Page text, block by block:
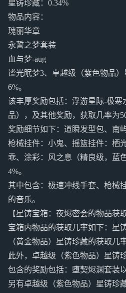
星铸珍藏：0.34%
物品内容：
瑰丽华章
永誓之梦套装
血与梦-aug
谧光眠梦3、卓越级（紫色物品
6%。
该丰厚奖励包括：浮游星际-极寒
品），及其他奖励，获取几率为
奖励细节如下：道瞬发型包、南
枪械挂件：小鬼、摇篮挂件：栖
乖、涂彩：风之息（精良级，蓝
4%。
其中包含：极速冲线手套、枪械
的音乐。
【星铸宝箱：夜烬密会的物品获
宝箱内物品的获取几率如下：星
（黄金物品）星铸珍藏的获取几
此外，卓越级（紫色物品）星铸
包含的奖励包括：堕契烬渊套装
另有卓越级（紫色物品）星铸珍